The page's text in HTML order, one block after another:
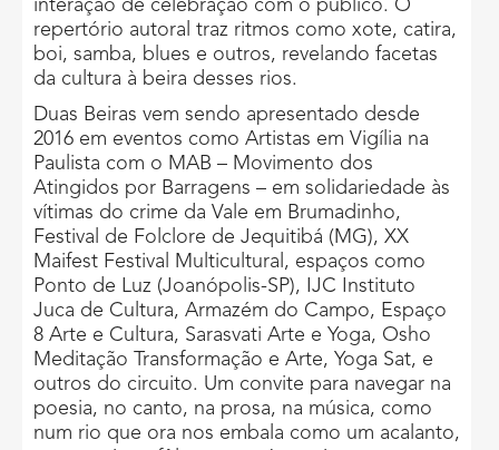
interação de celebração com o público. O
repertório autoral traz ritmos como xote, catira,
boi, samba, blues e outros, revelando facetas
da cultura à beira desses rios.
Duas Beiras vem sendo apresentado desde
2016 em eventos como Artistas em Vigília na
Paulista com o MAB – Movimento dos
Atingidos por Barragens – em solidariedade às
vítimas do crime da Vale em Brumadinho,
Festival de Folclore de Jequitibá (MG), XX
Maifest Festival Multicultural, espaços como
Ponto de Luz (Joanópolis-SP), IJC Instituto
Juca de Cultura, Armazém do Campo, Espaço
8 Arte e Cultura, Sarasvati Arte e Yoga, Osho
Meditação Transformação e Arte, Yoga Sat, e
outros do circuito. Um convite para navegar na
poesia, no canto, na prosa, na música, como
num rio que ora nos embala como um acalanto,